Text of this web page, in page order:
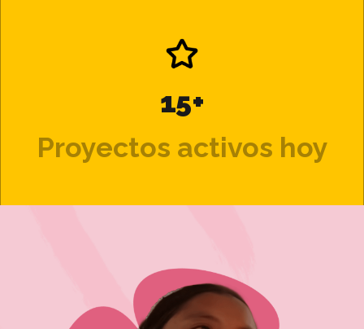
15+
Proyectos activos hoy